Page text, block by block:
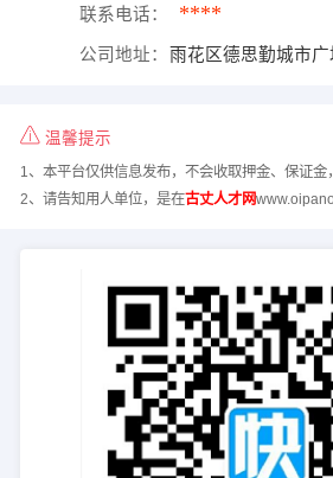
联系电话： ****
公司地址： 雨花区德思勤城市广
温馨提示
1、本平台仅供信息发布，不会收取押金、保证金
2、请告知用人单位，是在古丈人才网